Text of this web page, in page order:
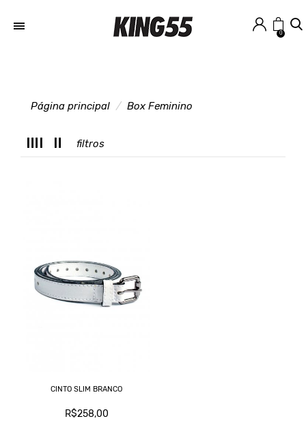
0
Página principal Box Feminino
filtros
CINTO SLIM BRANCO
R$258,00